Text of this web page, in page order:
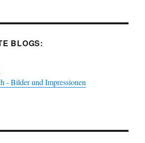
BLOGS:
- Bilder und Impressionen